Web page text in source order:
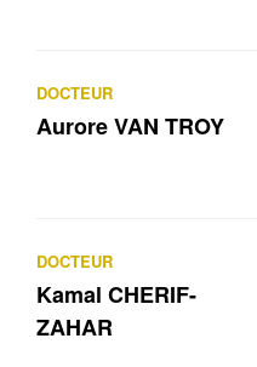
DOCTEUR
Aurore VAN TROY
DOCTEUR
Kamal CHERIF-
ZAHAR